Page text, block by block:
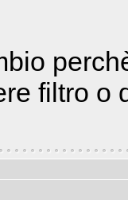
filtro o